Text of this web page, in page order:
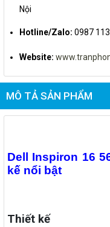
Nội
Hotline/Zalo: 0987
Website:
MÔ TẢ SẢN PHẨM
Dell Inspiron 16
kế nổi bật
Thiết kế